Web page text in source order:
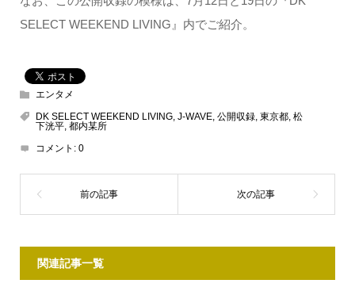
SELECT WEEKEND LIVING』内でご紹介。
エンタメ
DK SELECT WEEKEND LIVING, J-WAVE, 公開収録, 東京都, 松
下洸平, 都内某所
コメント: 0
関連記事一覧